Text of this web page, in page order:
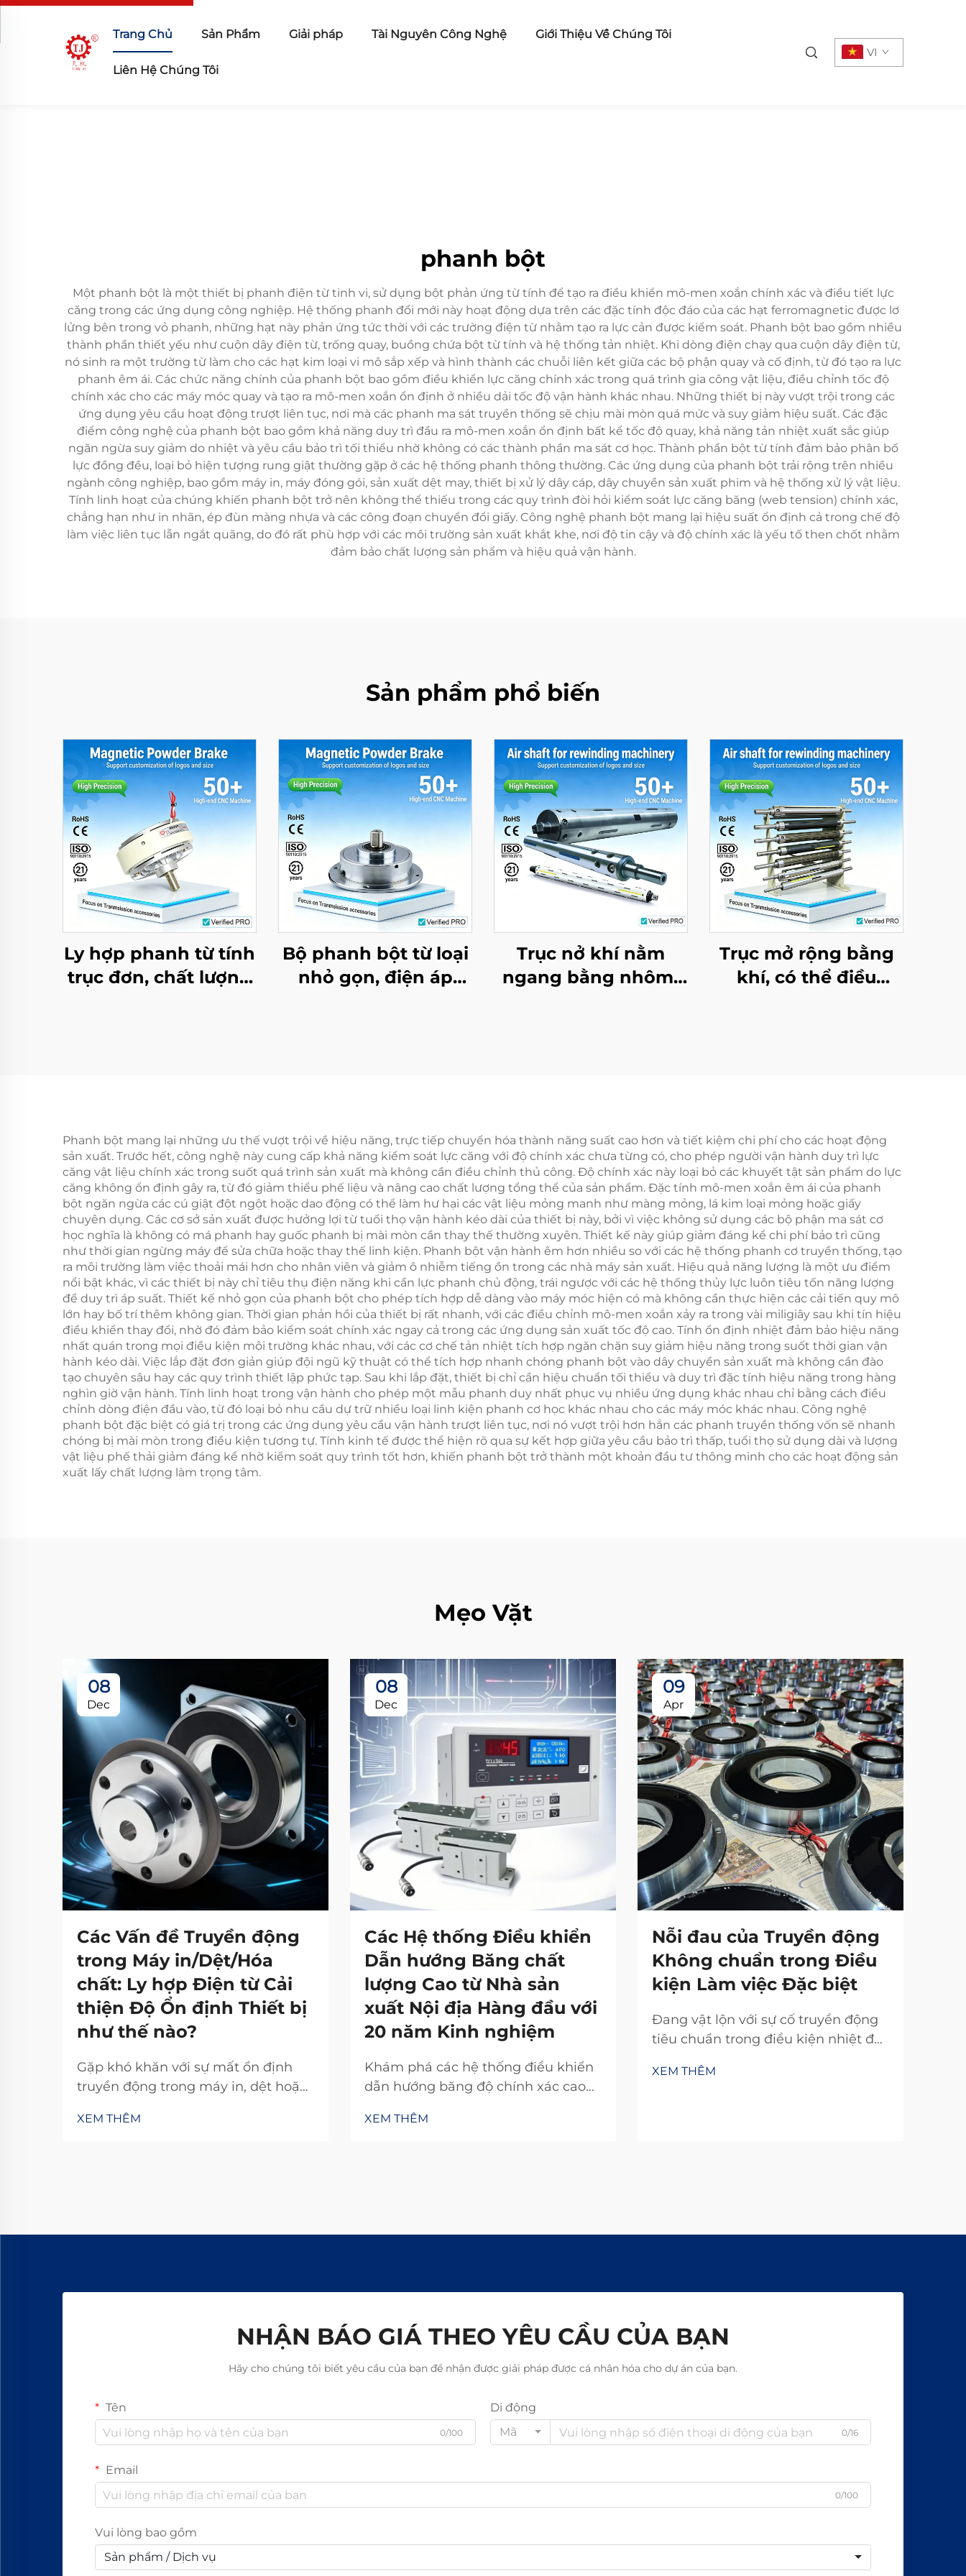
Trang Chủ Sản Phẩm Giải pháp Tài Nguyên Công Nghệ Giới Thiệu Về Chúng Tôi
Liên Hệ Chúng Tôi
VI
phanh bột
Một phanh bột là một thiết bị phanh điện từ tinh vi, sử dụng bột phản ứng từ tính để tạo ra điều khiển mô-men xoắn chính xác và điều tiết lực
căng trong các ứng dụng công nghiệp. Hệ thống phanh đổi mới này hoạt động dựa trên các đặc tính độc đáo của các hạt ferromagnetic được lơ
lửng bên trong vỏ phanh, những hạt này phản ứng tức thời với các trường điện từ nhằm tạo ra lực cản được kiểm soát. Phanh bột bao gồm nhiều
thành phần thiết yếu như cuộn dây điện từ, trống quay, buồng chứa bột từ tính và hệ thống tản nhiệt. Khi dòng điện chạy qua cuộn dây điện từ,
nó sinh ra một trường từ làm cho các hạt kim loại vi mô sắp xếp và hình thành các chuỗi liên kết giữa các bộ phận quay và cố định, từ đó tạo ra lực
phanh êm ái. Các chức năng chính của phanh bột bao gồm điều khiển lực căng chính xác trong quá trình gia công vật liệu, điều chỉnh tốc độ
chính xác cho các máy móc quay và tạo ra mô-men xoắn ổn định ở nhiều dải tốc độ vận hành khác nhau. Những thiết bị này vượt trội trong các
ứng dụng yêu cầu hoạt động trượt liên tục, nơi mà các phanh ma sát truyền thống sẽ chịu mài mòn quá mức và suy giảm hiệu suất. Các đặc
điểm công nghệ của phanh bột bao gồm khả năng duy trì đầu ra mô-men xoắn ổn định bất kể tốc độ quay, khả năng tản nhiệt xuất sắc giúp
ngăn ngừa suy giảm do nhiệt và yêu cầu bảo trì tối thiểu nhờ không có các thành phần ma sát cơ học. Thành phần bột từ tính đảm bảo phân bố
lực đồng đều, loại bỏ hiện tượng rung giật thường gặp ở các hệ thống phanh thông thường. Các ứng dụng của phanh bột trải rộng trên nhiều
ngành công nghiệp, bao gồm máy in, máy đóng gói, sản xuất dệt may, thiết bị xử lý dây cáp, dây chuyền sản xuất phim và hệ thống xử lý vật liệu.
Tính linh hoạt của chúng khiến phanh bột trở nên không thể thiếu trong các quy trình đòi hỏi kiểm soát lực căng băng (web tension) chính xác,
chẳng hạn như in nhãn, ép đùn màng nhựa và các công đoạn chuyển đổi giấy. Công nghệ phanh bột mang lại hiệu suất ổn định cả trong chế độ
làm việc liên tục lẫn ngắt quãng, do đó rất phù hợp với các môi trường sản xuất khắt khe, nơi độ tin cậy và độ chính xác là yếu tố then chốt nhằm
đảm bảo chất lượng sản phẩm và hiệu quả vận hành.
Sản phẩm phổ biến
Ly hợp phanh từ tính
trục đơn, chất lượng
Bộ phanh bột từ loại
nhỏ gọn, điện áp
Trục nở khí nằm
ngang bằng nhôm-
Trục mở rộng bằng
khí, có thể điều
Phanh bột mang lại những ưu thế vượt trội về hiệu năng, trực tiếp chuyển hóa thành năng suất cao hơn và tiết kiệm chi phí cho các hoạt động
sản xuất. Trước hết, công nghệ này cung cấp khả năng kiểm soát lực căng với độ chính xác chưa từng có, cho phép người vận hành duy trì lực
căng vật liệu chính xác trong suốt quá trình sản xuất mà không cần điều chỉnh thủ công. Độ chính xác này loại bỏ các khuyết tật sản phẩm do lực
căng không ổn định gây ra, từ đó giảm thiểu phế liệu và nâng cao chất lượng tổng thể của sản phẩm. Đặc tính mô-men xoắn êm ái của phanh
bột ngăn ngừa các cú giật đột ngột hoặc dao động có thể làm hư hại các vật liệu mỏng manh như màng mỏng, lá kim loại mỏng hoặc giấy
chuyên dụng. Các cơ sở sản xuất được hưởng lợi từ tuổi thọ vận hành kéo dài của thiết bị này, bởi vì việc không sử dụng các bộ phận ma sát cơ
học nghĩa là không có má phanh hay guốc phanh bị mài mòn cần thay thế thường xuyên. Thiết kế này giúp giảm đáng kể chi phí bảo trì cũng
như thời gian ngừng máy để sửa chữa hoặc thay thế linh kiện. Phanh bột vận hành êm hơn nhiều so với các hệ thống phanh cơ truyền thống, tạo
ra môi trường làm việc thoải mái hơn cho nhân viên và giảm ô nhiễm tiếng ồn trong các nhà máy sản xuất. Hiệu quả năng lượng là một ưu điểm
nổi bật khác, vì các thiết bị này chỉ tiêu thụ điện năng khi cần lực phanh chủ động, trái ngược với các hệ thống thủy lực luôn tiêu tốn năng lượng
để duy trì áp suất. Thiết kế nhỏ gọn của phanh bột cho phép tích hợp dễ dàng vào máy móc hiện có mà không cần thực hiện các cải tiến quy mô
lớn hay bố trí thêm không gian. Thời gian phản hồi của thiết bị rất nhanh, với các điều chỉnh mô-men xoắn xảy ra trong vài miligiây sau khi tín hiệu
điều khiển thay đổi, nhờ đó đảm bảo kiểm soát chính xác ngay cả trong các ứng dụng sản xuất tốc độ cao. Tính ổn định nhiệt đảm bảo hiệu năng
nhất quán trong mọi điều kiện môi trường khác nhau, với các cơ chế tản nhiệt tích hợp ngăn chặn suy giảm hiệu năng trong suốt thời gian vận
hành kéo dài. Việc lắp đặt đơn giản giúp đội ngũ kỹ thuật có thể tích hợp nhanh chóng phanh bột vào dây chuyền sản xuất mà không cần đào
tạo chuyên sâu hay các quy trình thiết lập phức tạp. Sau khi lắp đặt, thiết bị chỉ cần hiệu chuẩn tối thiểu và duy trì đặc tính hiệu năng trong hàng
nghìn giờ vận hành. Tính linh hoạt trong vận hành cho phép một mẫu phanh duy nhất phục vụ nhiều ứng dụng khác nhau chỉ bằng cách điều
chỉnh dòng điện đầu vào, từ đó loại bỏ nhu cầu dự trữ nhiều loại linh kiện phanh cơ học khác nhau cho các máy móc khác nhau. Công nghệ
phanh bột đặc biệt có giá trị trong các ứng dụng yêu cầu vận hành trượt liên tục, nơi nó vượt trội hơn hẳn các phanh truyền thống vốn sẽ nhanh
chóng bị mài mòn trong điều kiện tương tự. Tính kinh tế được thể hiện rõ qua sự kết hợp giữa yêu cầu bảo trì thấp, tuổi thọ sử dụng dài và lượng
vật liệu phế thải giảm đáng kể nhờ kiểm soát quy trình tốt hơn, khiến phanh bột trở thành một khoản đầu tư thông minh cho các hoạt động sản
xuất lấy chất lượng làm trọng tâm.
Mẹo Vặt
08
Dec
Các Vấn đề Truyền động
trong Máy in/Dệt/Hóa
chất: Ly hợp Điện từ Cải
thiện Độ Ổn định Thiết bị
như thế nào?
Gặp khó khăn với sự mất ổn định
truyền động trong máy in, dệt hoặc
bỏ hiện tượng trượt, tăng năng suất
XEM THÊM
08
Dec
Các Hệ thống Điều khiển
Dẫn hướng Băng chất
lượng Cao từ Nhà sản
xuất Nội địa Hàng đầu với
20 năm Kinh nghiệm
Khám phá các hệ thống điều khiển
dẫn hướng băng độ chính xác cao
năm kinh nghiệm nghiên cứu và
XEM THÊM
09
Apr
Nỗi đau của Truyền động
Không chuẩn trong Điều
kiện Làm việc Đặc biệt
Đang vật lộn với sự cố truyền động
tiêu chuẩn trong điều kiện nhiệt độ
gian chật hẹp? Truyền động TianJi
XEM THÊM
NHẬN BÁO GIÁ THEO YÊU CẦU CỦA BẠN
Hãy cho chúng tôi biết yêu cầu của bạn để nhận được giải pháp được cá nhân hóa cho dự án của bạn.
Tên
0/100
Di động
Mã
0/16
Email
0/100
Vui lòng bao gồm
Sản phẩm / Dịch vụ